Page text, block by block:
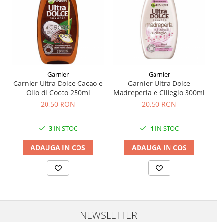
Garnier
Garnier Ultra Dolce Cacao e
Olio di Cocco 250ml
20,50 RON
3IN STOC
ADAUGA IN COS
Garnier
Garnier Ultra Dolce
Madreperla e Ciliegio 300ml
20,50 RON
1 IN STOC
ADAUGA IN COS
NEWSLETTER